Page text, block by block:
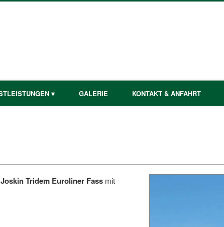
▾ GALERIE KONTAKT & ANFAHRT
Joskin Tridem Euroliner Fassmit